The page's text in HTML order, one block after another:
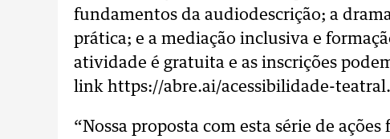
fundamentos da audiodescrição; a
prática; e a mediação inclusiva e
atividade é gratuita e as inscrições
link https://abre.ai/acessibilidade-teatral.
“Nossa proposta com esta série de